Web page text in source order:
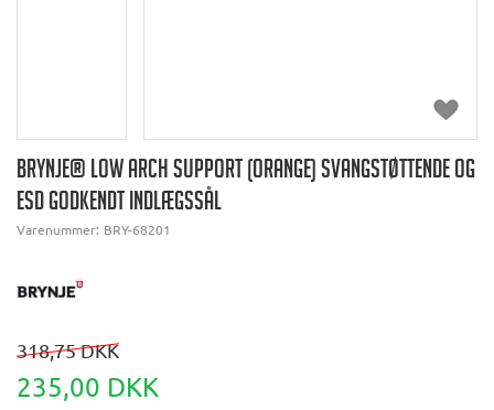
BRYNJE® LOW ARCH SUPPORT (ORANGE) SVANGSTØTTENDE OG
ESD GODKENDT INDLÆGSSÅL
Varenummer: BRY-68201
318,75 DKK
235,00 DKK